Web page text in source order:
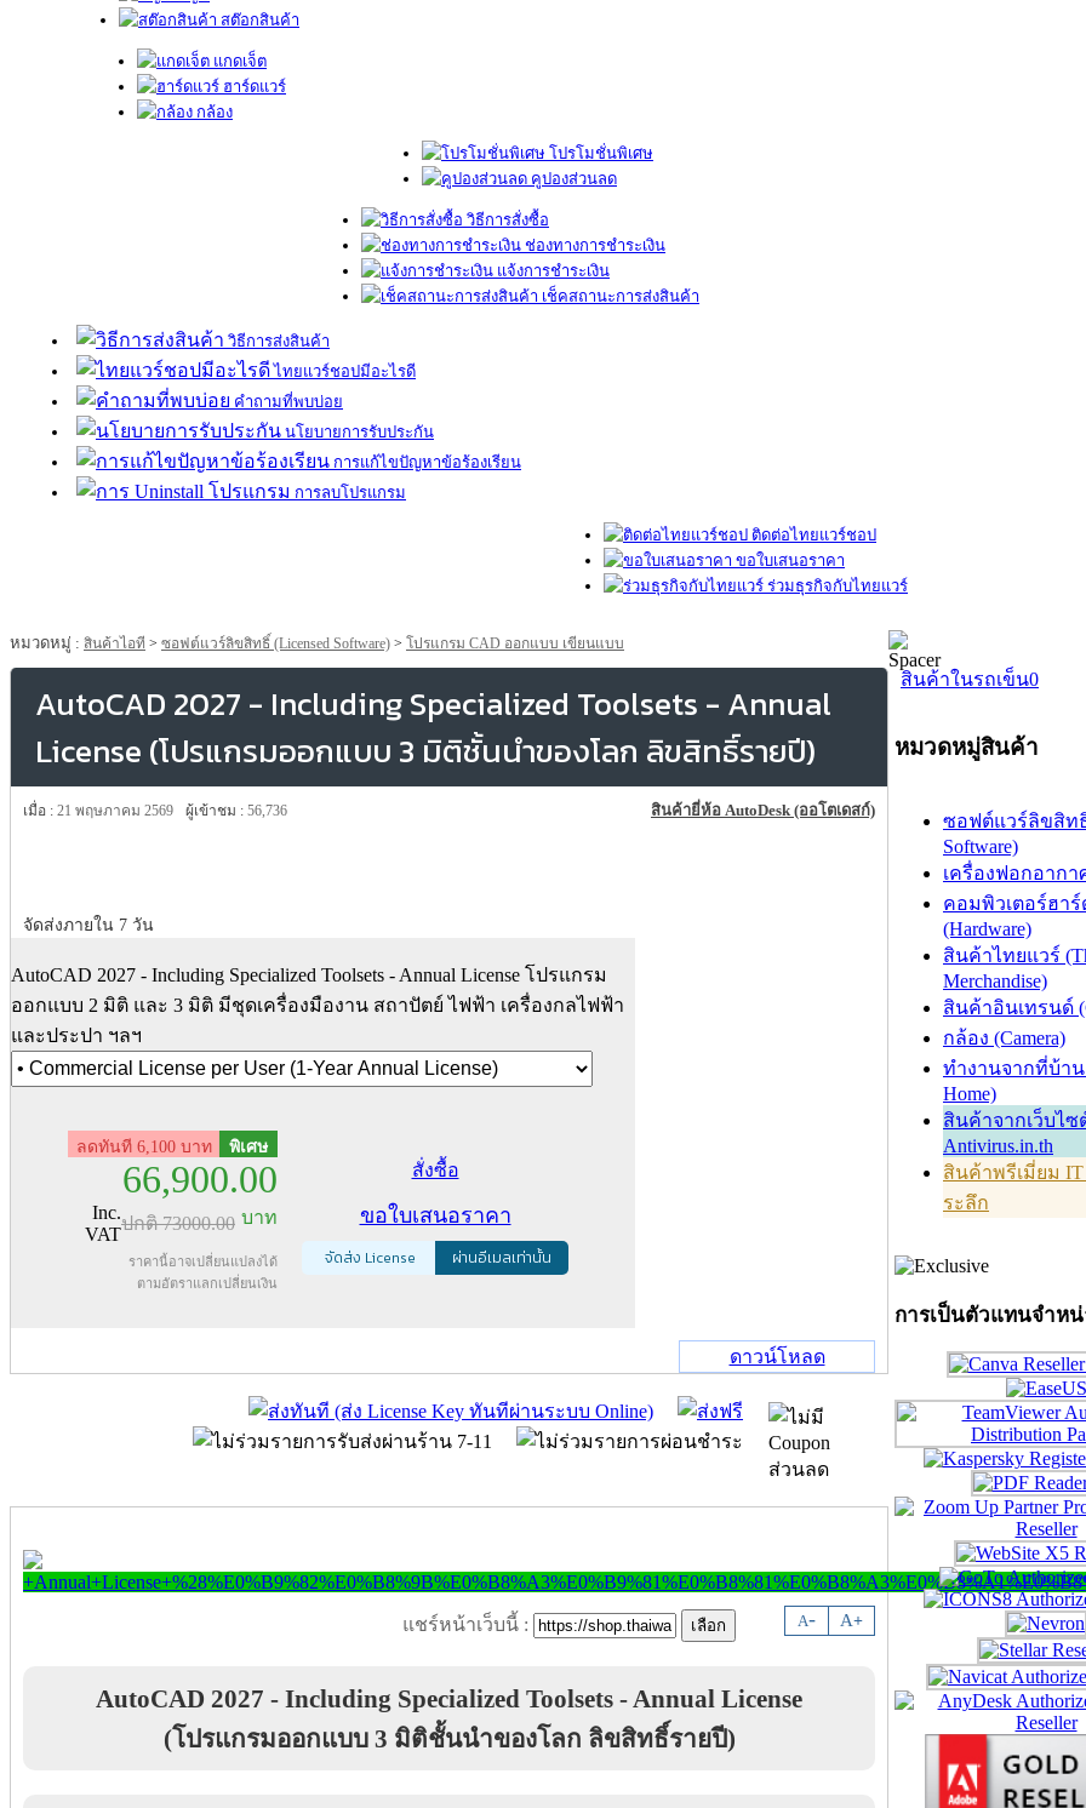
สต๊อกสินค้า
แกดเจ็ต
ฮาร์ดแวร์
กล้อง
โปรโมชั่นพิเศษ
คูปองส่วนลด
วิธีการสั่งซื้อ
ช่องทางการชำระเงิน
แจ้งการชำระเงิน
เช็คสถานะการส่งสินค้า
วิธีการส่งสินค้า
ไทยแวร์ชอปมีอะไรดี
คำถามที่พบบ่อย
นโยบายการรับประกัน
การแก้ไขปัญหาข้อร้องเรียน
การลบโปรแกรม
ติดต่อไทยแวร์ชอป
ขอใบเสนอราคา
ร่วมธุรกิจกับไทยแวร์
หมวดหมู่ : สินค้าไอที > ซอฟต์แวร์ลิขสิทธิ์ (Licensed Software) > โปรแกรม CAD ออกแบบ เขียนแบบ
AutoCAD 2027 - Including Specialized Toolsets - Annual
License (โปรแกรมออกแบบ 3 มิติชั้นนำของโลก ลิขสิทธิ์รายปี)
เมื่อ : 21 พฤษภาคม 2569 ผู้เข้าชม : 56,736 สินค้ายี่ห้อ AutoDesk (ออโตเดสก์)
จัดส่งภายใน 7 วัน
AutoCAD 2027 - Including Specialized Toolsets - Annual License โปรแกรม
ออกแบบ 2 มิติ และ 3 มิติ มีชุดเครื่องมืองาน สถาปัตย์ ไฟฟ้า เครื่องกลไฟฟ้า
และประปา ฯลฯ
พิเศษ
ลดทันที 6,100 บาท
66,900.00
บาท
ปกติ73000.00
Inc.
VAT
ราคานี้อาจเปลี่ยนแปลงได้
ตามอัตราแลกเปลี่ยนเงิน
สั่งซื้อ
ขอใบเสนอราคา
จัดส่ง License ผ่านอีเมลเท่านั้น
ดาวน์โหลด
A- A+
แชร์หน้าเว็บนี้ :
AutoCAD 2027 - Including Specialized Toolsets - Annual License
(โปรแกรมออกแบบ 3 มิติชั้นนำของโลก ลิขสิทธิ์รายปี)
สินค้าในรถเข็น0
หมวดหมู่สินค้า
ซอฟต์แวร์ลิขสิทธิ์
Software)
เครื่องฟอกอากา
คอมพิวเตอร์ฮาร์
(Hardware)
สินค้าไทยแวร์
Merchandise)
สินค้าอินเทรนด์
กล้อง (Camera)
ทำงานจากที่บ้าน
Home)
สินค้าจากเว็บไซ
Antivirus.in.th
สินค้าพรีเมี่ยม
ระลึก
การเป็นตัวแทนจำห